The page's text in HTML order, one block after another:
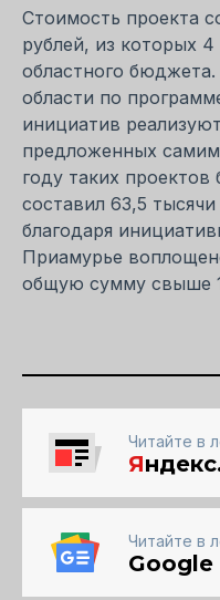
Стоимость проекта
рублей, из которых
областного
области по
инициатив
предложенных
году таких
составил 63,5
благодаря
Приамурье
общую сумму свыше
Читайте в
Я
Читайте в